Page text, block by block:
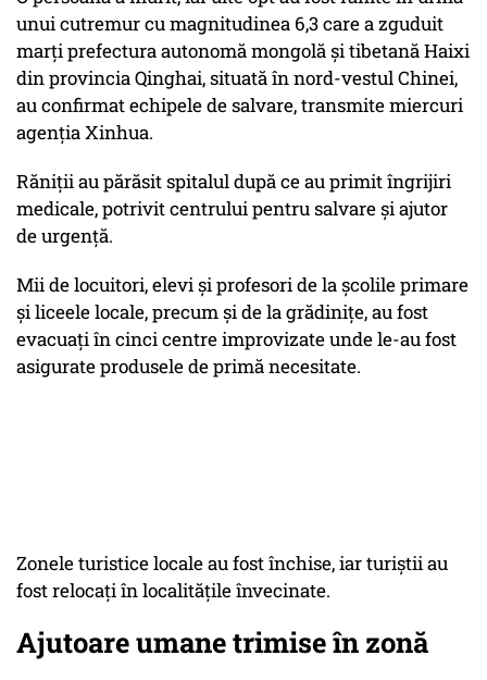
unui cutremur cu magnitudinea 6,3 care a zguduit
marţi prefectura autonomă mongolă şi tibetană Haixi
din provincia Qinghai, situată în nord-vestul Chinei,
au confirmat echipele de salvare, transmite miercuri
agenţia Xinhua.
Răniţii au părăsit spitalul după ce au primit îngrijiri
medicale, potrivit centrului pentru salvare şi ajutor
de urgenţă.
Mii de locuitori, elevi şi profesori de la şcolile primare
şi liceele locale, precum şi de la grădiniţe, au fost
evacuaţi în cinci centre improvizate unde le-au fost
asigurate produsele de primă necesitate.
Zonele turistice locale au fost închise, iar turiştii au
fost relocaţi în localităţile învecinate.
Ajutoare umane trimise în zonă